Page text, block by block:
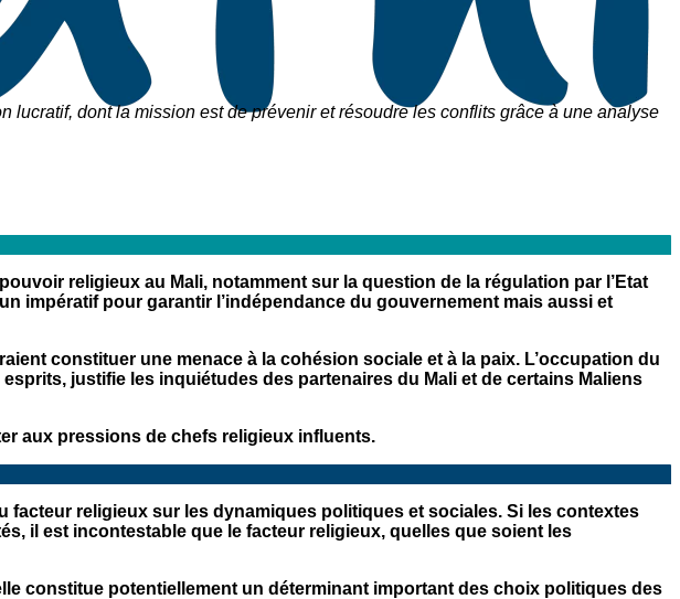
lucratif, dont la mission est de prévenir et résoudre les conflits grâce à une analyse
religieux au Mali, notamment sur la question de la régulation par l’Etat
impératif pour garantir l’indépendance du gouvernement mais aussi et
constituer une menace à la cohésion sociale et à la paix. L’occupation du
justifie les inquiétudes des partenaires du Mali et de certains Maliens
aux pressions de chefs religieux influents.
facteur religieux sur les dynamiques politiques et sociales. Si les contextes
il est incontestable que le facteur religieux, quelles que soient les
constitue potentiellement un déterminant important des choix politiques des